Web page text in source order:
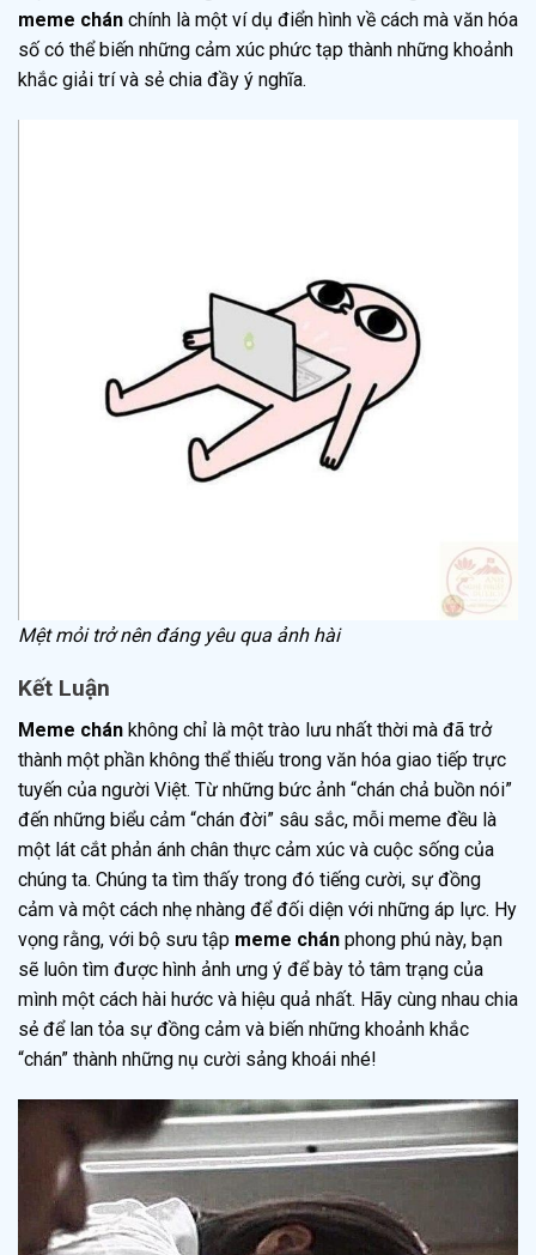
meme chán chính là một ví dụ điển hình về cách mà văn hóa
số có thể biến những cảm xúc phức tạp thành những khoảnh
khắc giải trí và sẻ chia đầy ý nghĩa.
Mệt mỏi trở nên đáng yêu qua ảnh hài
Kết Luận
Meme chán không chỉ là một trào lưu nhất thời mà đã trở
thành một phần không thể thiếu trong văn hóa giao tiếp trực
tuyến của người Việt. Từ những bức ảnh “chán chả buồn nói”
đến những biểu cảm “chán đời” sâu sắc, mỗi meme đều là
một lát cắt phản ánh chân thực cảm xúc và cuộc sống của
chúng ta. Chúng ta tìm thấy trong đó tiếng cười, sự đồng
cảm và một cách nhẹ nhàng để đối diện với những áp lực. Hy
vọng rằng, với bộ sưu tập meme chán phong phú này, bạn
sẽ luôn tìm được hình ảnh ưng ý để bày tỏ tâm trạng của
mình một cách hài hước và hiệu quả nhất. Hãy cùng nhau chia
sẻ để lan tỏa sự đồng cảm và biến những khoảnh khắc
“chán” thành những nụ cười sảng khoái nhé!